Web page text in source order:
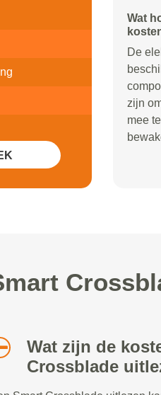
Wat
De
zijn
mee
Wat zijn de
Crossblade